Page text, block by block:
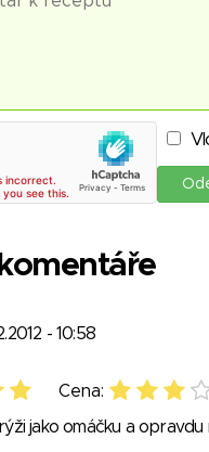
komentáře
- 10:58
Cena:
jako omáčku a opravdu